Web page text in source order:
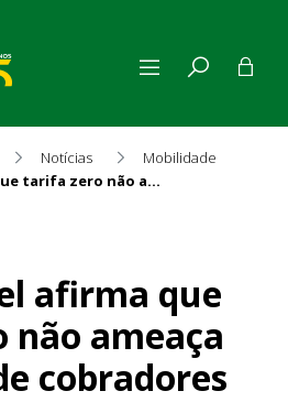
Notícias
Mobilidade
Max Maciel afirma que tarifa zero não ameaça emprego de cobradores
afirma que
ameaça
cobradores